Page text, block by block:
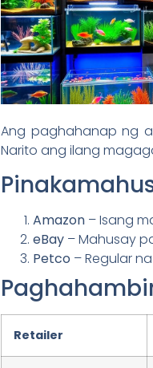
Ang paghahanap ng
Narito ang ilang
Amazon – Isang
eBay – Mahusay
Petco – Regular
Retailer